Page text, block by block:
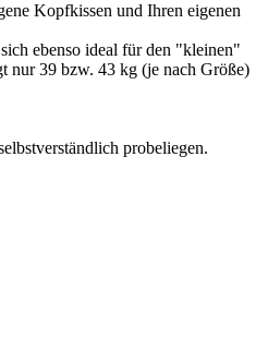
Kopfkissen und Ihren eigenen
ebenso ideal für den "kleinen"
nur 39 bzw. 43 kg (je nach Größe)
probeliegen.